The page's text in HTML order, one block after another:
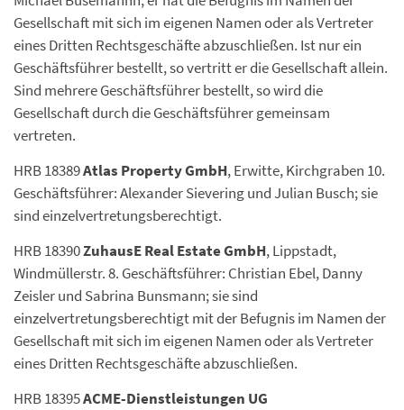
Gesellschaft mit sich im eigenen Namen oder als Vertreter
eines Dritten Rechtsgeschäfte abzuschließen. Ist nur ein
Geschäftsführer bestellt, so vertritt er die Gesellschaft allein.
Sind mehrere Geschäftsführer bestellt, so wird die
Gesellschaft durch die Geschäftsführer gemeinsam
vertreten.
HRB 18389Atlas Property GmbH, Erwitte, Kirchgraben 10.
Geschäftsführer: Alexander Sievering und Julian Busch; sie
sind einzelvertretungsberechtigt.
HRB 18390ZuhausE Real Estate GmbH, Lippstadt,
Windmüllerstr. 8. Geschäftsführer: Christian Ebel, Danny
Zeisler und Sabrina Bunsmann; sie sind
einzelvertretungsberechtigt mit der Befugnis im Namen der
Gesellschaft mit sich im eigenen Namen oder als Vertreter
eines Dritten Rechtsgeschäfte abzuschließen.
HRB 18395ACME-Dienstleistungen UG